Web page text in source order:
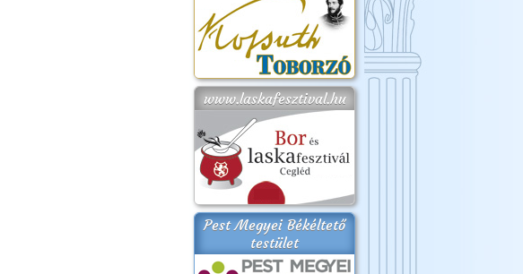
www.laskafesztival.hu
Pest Megyei Békéltető
testület